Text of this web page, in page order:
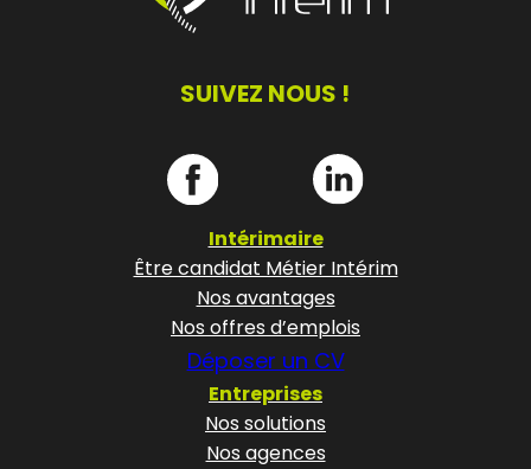
SUIVEZ NOUS !
Intérimaire
Être candidat Métier Intérim
Nos avantages
Nos offres d’emplois
Déposer un CV
Entreprises
Nos solutions
Nos agences